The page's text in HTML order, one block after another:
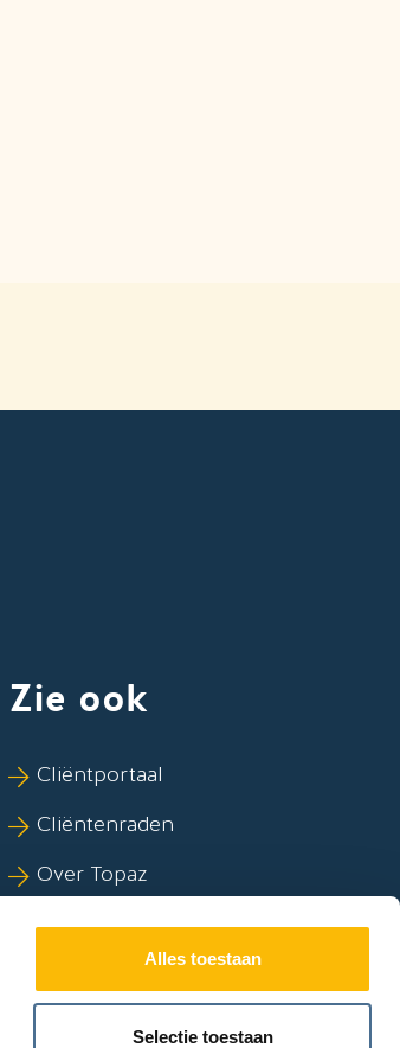
Alles toestaan
Selectie toestaan
Zie ook
Cliëntportaal
Cliëntenraden
Over Topaz
Duurzaamheid